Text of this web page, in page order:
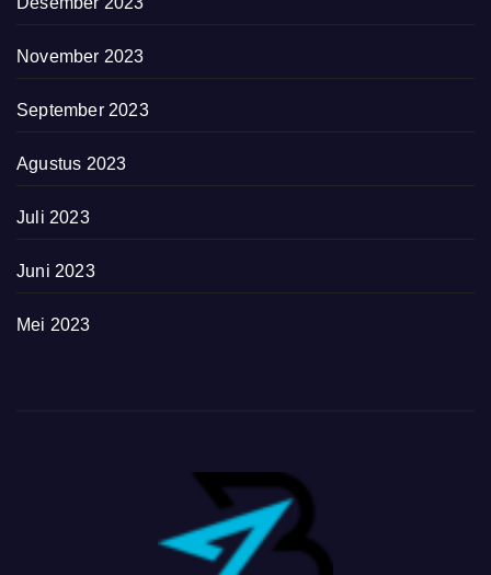
November 2023
September 2023
Agustus 2023
Juli 2023
Juni 2023
Mei 2023